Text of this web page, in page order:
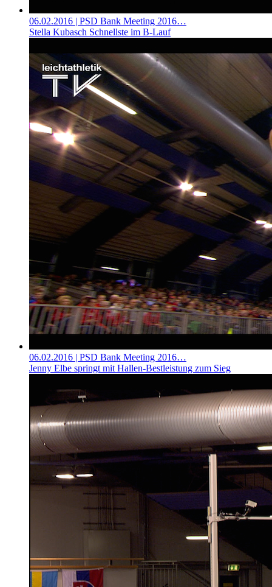
06.02.2016 | PSD Bank Meeting 2016…
Stella Kubasch Schnellste im B-Lauf
06.02.2016 | PSD Bank Meeting 2016…
Jenny Elbe springt mit Hallen-Bestleistung zum Sieg